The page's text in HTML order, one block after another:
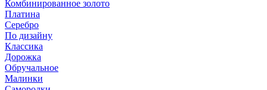
Комбинированное золото
Платина
Серебро
По дизайну
Классика
Дорожка
Обручальное
Малинки